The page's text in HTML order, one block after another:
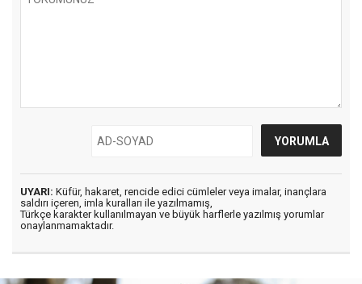
UYARI: Küfür, hakaret, rencide edici cümleler veya imalar, inançlara
saldırı içeren, imla kuralları ile yazılmamış,
Türkçe karakter kullanılmayan ve büyük harflerle yazılmış yorumlar
onaylanmamaktadır.